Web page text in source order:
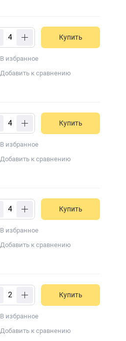
Купить
В избранное
Добавить к сравнению
Купить
В избранное
Добавить к сравнению
Купить
В избранное
Добавить к сравнению
Купить
В избранное
Добавить к сравнению